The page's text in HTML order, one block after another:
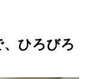
ひろびろ